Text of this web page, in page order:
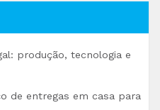
produção, tecnologia e
de entregas em casa para